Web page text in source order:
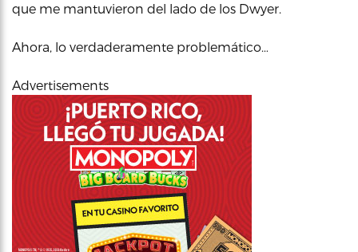
que me mantuvieron del lado de los Dwyer.
Ahora, lo verdaderamente problemático…
Advertisements